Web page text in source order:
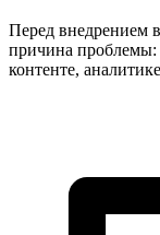
Перед внедрением
причина проблемы:
контенте,